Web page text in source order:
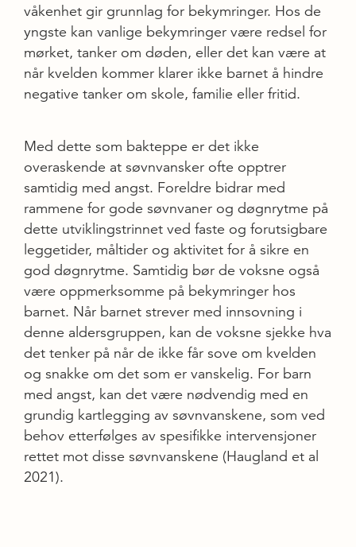
våkenhet gir grunnlag for bekymringer. Hos de
yngste kan vanlige bekymringer være redsel for
mørket, tanker om døden, eller det kan være at
når kvelden kommer klarer ikke barnet å hindre
negative tanker om skole, familie eller fritid.
Med dette som bakteppe er det ikke
overaskende at søvnvansker ofte opptrer
samtidig med angst. Foreldre bidrar med
rammene for gode søvnvaner og døgnrytme på
dette utviklingstrinnet ved faste og forutsigbare
leggetider, måltider og aktivitet for å sikre en
god døgnrytme. Samtidig bør de voksne også
være oppmerksomme på bekymringer hos
barnet. Når barnet strever med innsovning i
denne aldersgruppen, kan de voksne sjekke hva
det tenker på når de ikke får sove om kvelden
og snakke om det som er vanskelig. For barn
med angst, kan det være nødvendig med en
grundig kartlegging av søvnvanskene, som ved
behov etterfølges av spesifikke intervensjoner
rettet mot disse søvnvanskene (Haugland et al
2021).